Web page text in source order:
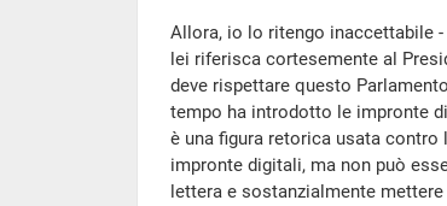
Allora, io lo ritengo inaccettabile
lei riferisca cortesemente al
deve rispettare questo
tempo ha introdotto le impronte
è una figura retorica usata contro
impronte digitali, ma non può
lettera e sostanzialmente